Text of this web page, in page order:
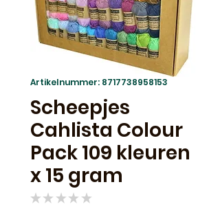
Artikelnummer: 8717738958153
Scheepjes
Cahlista Colour
Pack 109 kleuren
x 15 gram
★ ★ ★ ★ ★